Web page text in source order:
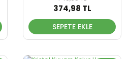
374,98 TL
SEPETE EKLE